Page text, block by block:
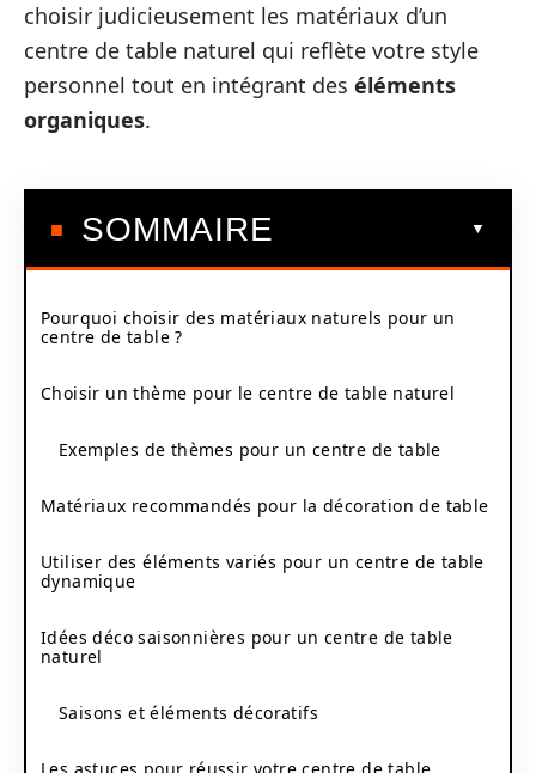
choisir judicieusement les matériaux d’un
centre de table naturel qui reflète votre style
personnel tout en intégrant des éléments
organiques.
SOMMAIRE
Pourquoi choisir des matériaux naturels pour un
centre de table ?
Choisir un thème pour le centre de table naturel
Exemples de thèmes pour un centre de table
Matériaux recommandés pour la décoration de table
Utiliser des éléments variés pour un centre de table
dynamique
Idées déco saisonnières pour un centre de table
naturel
Saisons et éléments décoratifs
Les astuces pour réussir votre centre de table